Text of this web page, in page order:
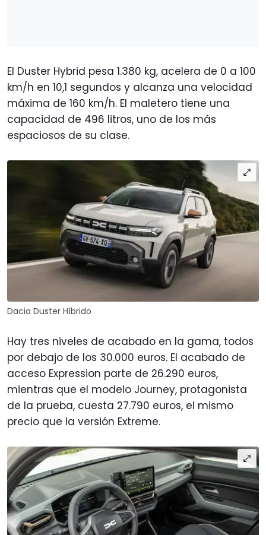
El Duster Hybrid pesa 1.380 kg, acelera de 0 a 100
km/h en 10,1 segundos y alcanza una velocidad
máxima de 160 km/h. El maletero tiene una
capacidad de 496 litros, uno de los más
espaciosos de su clase.
Dacia Duster Híbrido
Hay tres niveles de acabado en la gama, todos
por debajo de los 30.000 euros. El acabado de
acceso Expression parte de 26.290 euros,
mientras que el modelo Journey, protagonista
de la prueba, cuesta 27.790 euros, el mismo
precio que la versión Extreme.